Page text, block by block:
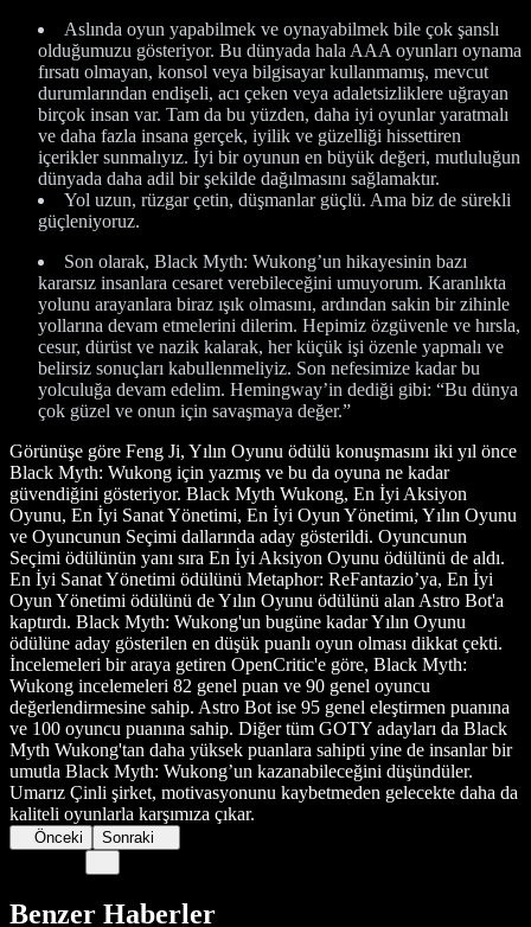
Aslında oyun yapabilmek ve oynayabilmek bile çok şanslı
olduğumuzu gösteriyor. Bu dünyada hala AAA oyunları oynama
fırsatı olmayan, konsol veya bilgisayar kullanmamış, mevcut
durumlarından endişeli, acı çeken veya adaletsizliklere uğrayan
birçok insan var. Tam da bu yüzden, daha iyi oyunlar yaratmalı
ve daha fazla insana gerçek, iyilik ve güzelliği hissettiren
içerikler sunmalıyız. İyi bir oyunun en büyük değeri, mutluluğun
dünyada daha adil bir şekilde dağılmasını sağlamaktır.
Yol uzun, rüzgar çetin, düşmanlar güçlü. Ama biz de sürekli
güçleniyoruz.
Son olarak, Black Myth: Wukong’un hikayesinin bazı
kararsız insanlara cesaret verebileceğini umuyorum. Karanlıkta
yolunu arayanlara biraz ışık olmasını, ardından sakin bir zihinle
yollarına devam etmelerini dilerim. Hepimiz özgüvenle ve hırsla,
cesur, dürüst ve nazik kalarak, her küçük işi özenle yapmalı ve
belirsiz sonuçları kabullenmeliyiz. Son nefesimize kadar bu
yolculuğa devam edelim. Hemingway’in dediği gibi: “Bu dünya
çok güzel ve onun için savaşmaya değer.”
Görünüşe göre Feng Ji, Yılın Oyunu ödülü konuşmasını iki yıl önce
Black Myth: Wukong için yazmış ve bu da oyuna ne kadar
güvendiğini gösteriyor. Black Myth Wukong, En İyi Aksiyon
Oyunu, En İyi Sanat Yönetimi, En İyi Oyun Yönetimi, Yılın Oyunu
ve Oyuncunun Seçimi dallarında aday gösterildi. Oyuncunun
Seçimi ödülünün yanı sıra En İyi Aksiyon Oyunu ödülünü de aldı.
En İyi Sanat Yönetimi ödülünü Metaphor: ReFantazio’ya, En İyi
Oyun Yönetimi ödülünü de Yılın Oyunu ödülünü alan Astro Bot'a
kaptırdı. Black Myth: Wukong'un bugüne kadar Yılın Oyunu
ödülüne aday gösterilen en düşük puanlı oyun olması dikkat çekti.
İncelemeleri bir araya getiren OpenCritic'e göre, Black Myth:
Wukong incelemeleri 82 genel puan ve 90 genel oyuncu
değerlendirmesine sahip. Astro Bot ise 95 genel eleştirmen puanına
ve 100 oyuncu puanına sahip. Diğer tüm GOTY adayları da Black
Myth Wukong'tan daha yüksek puanlara sahipti yine de insanlar bir
umutla Black Myth: Wukong’un kazanabileceğini düşündüler.
Umarız Çinli şirket, motivasyonunu kaybetmeden gelecekte daha da
kaliteli oyunlarla karşımıza çıkar.
Önceki Sonraki
Benzer Haberler